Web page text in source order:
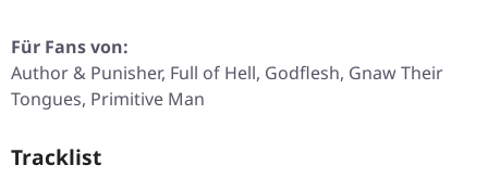
Für Fans von:
Author & Punisher, Full of Hell, Godflesh, Gnaw Their
Tongues, Primitive Man
Tracklist